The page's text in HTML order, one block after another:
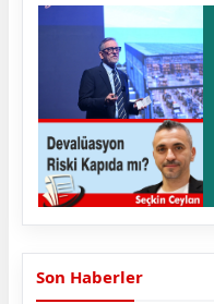
Son Haberler